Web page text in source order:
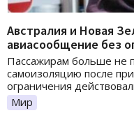
Австралия и Новая
авиасообщение без
Пассажирам больше не
самоизоляцию после
ограничения
Мир